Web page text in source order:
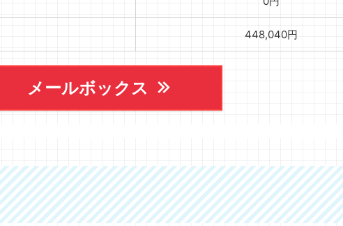
448,040円
メールボックス